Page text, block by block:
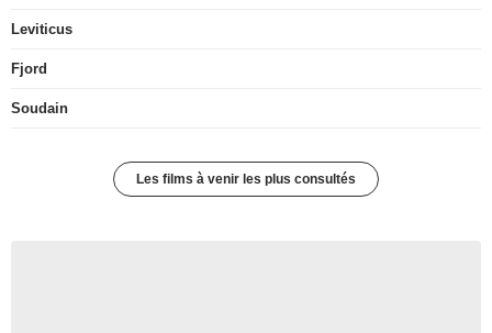
Leviticus
Fjord
Soudain
Les films à venir les plus consultés